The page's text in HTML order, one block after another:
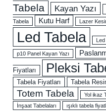
Tabela
Kayan Yazı
Tabela
Kutu Harf Lazer
Led Tabela
p10 Panel Kayan Yazı
Fiyatları Pleksi
Tabela Fiyatları Tabela
Totem Tabela Yol ikaz
İnşaat Tabelaları ışıklı tabela